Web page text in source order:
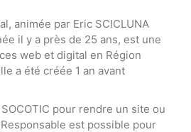
animée par Eric SCICLUNA
il y a près de 25 ans, est une
web et digital en Région
a été créée 1 an avant
pour rendre un site ou
est possible pour